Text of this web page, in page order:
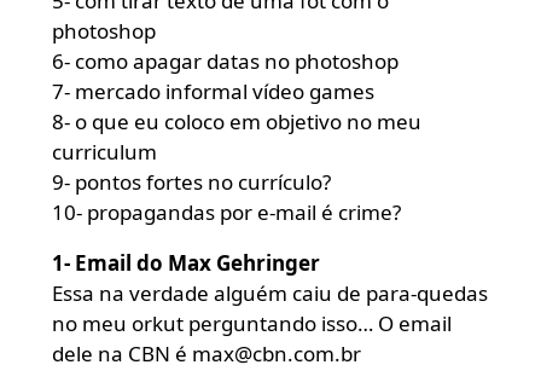
photoshop
6- como apagar datas no photoshop
7- mercado informal vídeo games
8- o que eu coloco em objetivo no meu
curriculum
9- pontos fortes no currículo?
10- propagandas por e-mail é crime?
1- Email do Max Gehringer
Essa na verdade alguém caiu de para-quedas
no meu orkut perguntando isso… O email
dele na CBN é max@cbn.com.br